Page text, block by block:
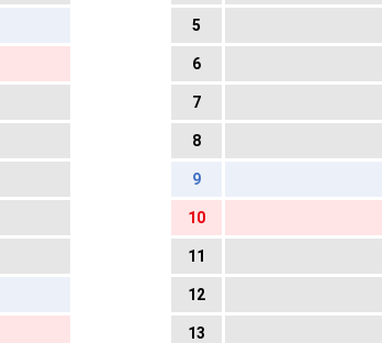
5
6
7
8
9
10
11
12
13